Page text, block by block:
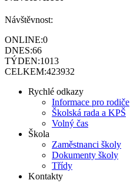
Návštěvnost:
ONLINE:0
DNES:66
TÝDEN:1013
CELKEM:423932
Rychlé odkazy
Informace pro rodiče
Školská rada a KPŠ
Volný čas
Škola
Zaměstnanci školy
Dokumenty školy
Třídy
Kontakty